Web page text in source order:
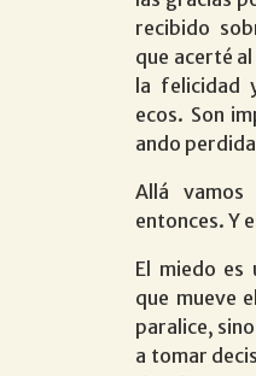
recibido
que acerté
la felicidad
ecos. Son
ando
Allá vamos
entonces. Y
El miedo es
que mueve
paralice,
a tomar